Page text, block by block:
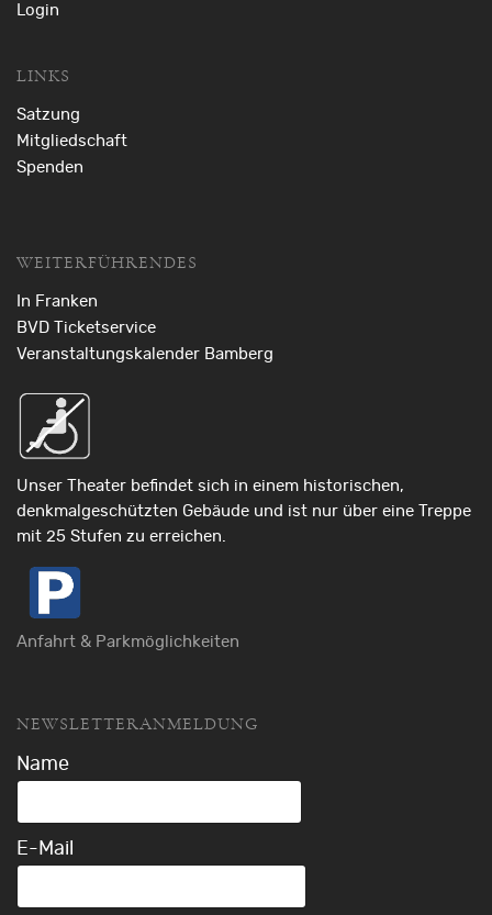
Login
LINKS
Satzung
Mitgliedschaft
Spenden
WEITERFÜHRENDES
In Franken
BVD Ticketservice
Veranstaltungskalender Bamberg
Unser Theater befindet sich in einem historischen,
denkmalgeschützten Gebäude und ist nur über eine Treppe
mit 25 Stufen zu erreichen.
Anfahrt & Parkmöglichkeiten
NEWSLETTERANMELDUNG
Name
E-Mail